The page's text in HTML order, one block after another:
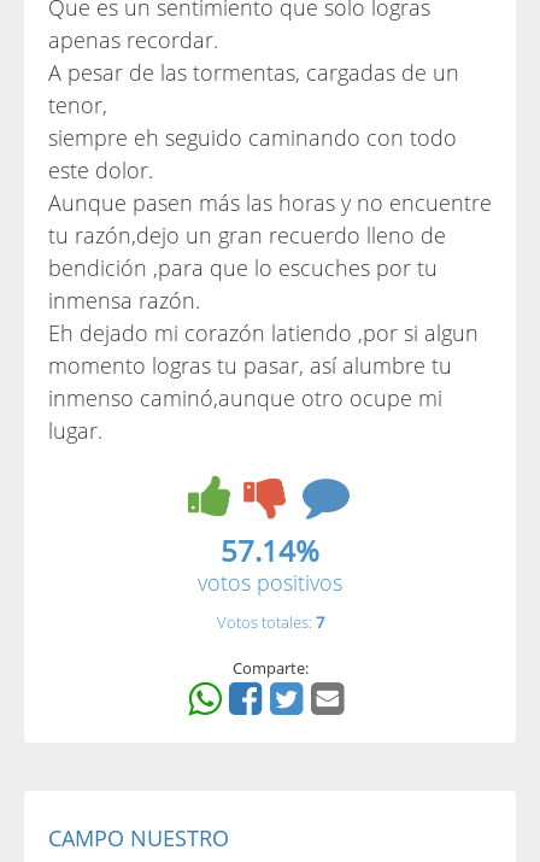
Que es un sentimiento que solo logras
apenas recordar.
A pesar de las tormentas, cargadas de un
tenor,
siempre eh seguido caminando con todo
este dolor.
Aunque pasen más las horas y no encuentre
tu razón,dejo un gran recuerdo lleno de
bendición ,para que lo escuches por tu
inmensa razón.
Eh dejado mi corazón latiendo ,por si algun
momento logras tu pasar, así alumbre tu
inmenso caminó,aunque otro ocupe mi
lugar.
57.14%
votos positivos
Votos totales: 7
Comparte:
CAMPO NUESTRO